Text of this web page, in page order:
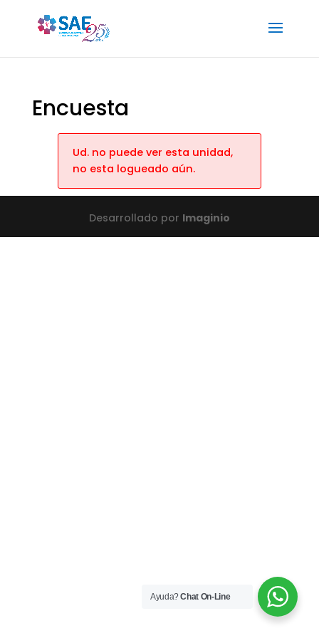
Encuesta
Ud. no puede ver esta unidad,
no esta logueado aún.
Desarrollado por Imaginio
Ayuda?Chat On-Line